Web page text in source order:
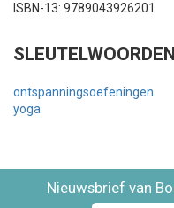
ISBN-13: 9789043926201
SLEUTELWOORDEN
ontspanningsoefeningen
yoga
Nieuwsbrief van